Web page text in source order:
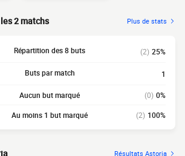
2 matchs Plus de stats
Répartition des 8 buts (2) 25%
Buts par match 1
Aucun but marqué (0) 0%
Au moins 1 but marqué (2) 100%
Résultats Astoria